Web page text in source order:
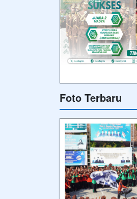
Foto Terbaru